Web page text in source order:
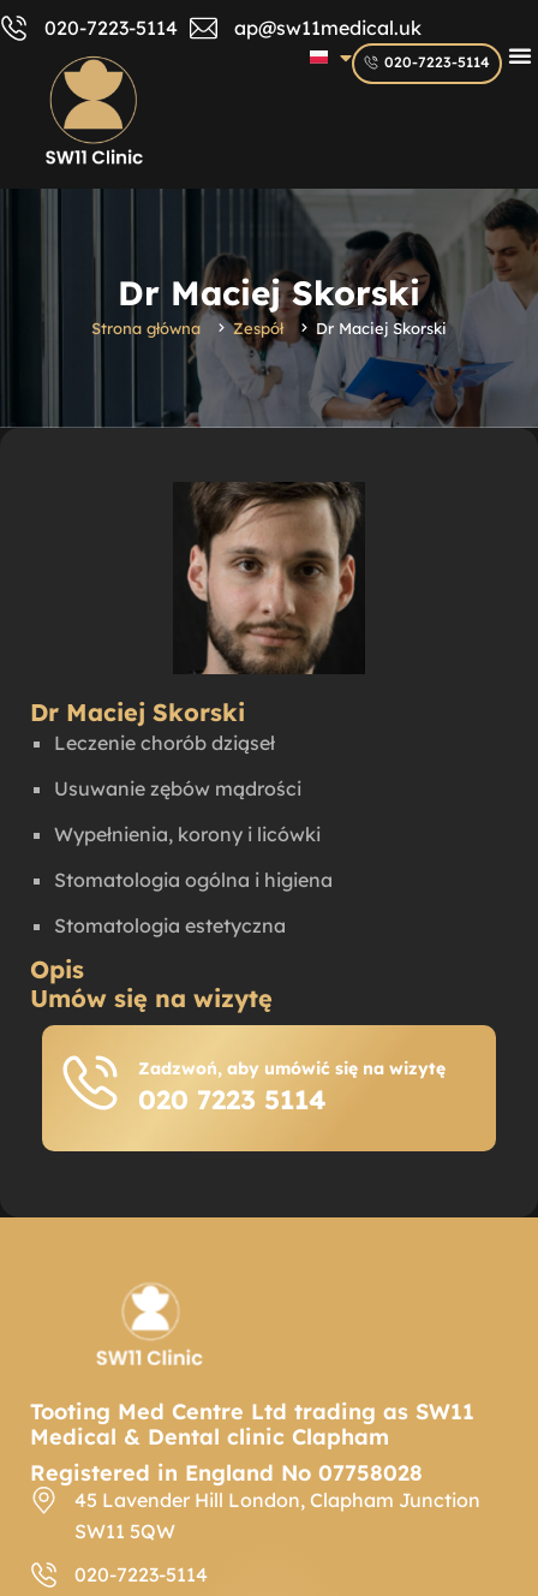
020-7223-5114 ap@sw11medical.uk
020-7223-5114
Dr Maciej Skorski
Strona główna Zespół Dr Maciej Skorski
Dr Maciej Skorski
Leczenie chorób dziąseł
Usuwanie zębów mądrości
Wypełnienia, korony i licówki
Stomatologia ogólna i higiena
Stomatologia estetyczna
Opis
Umów się na wizytę
Zadzwoń, aby umówić się na wizytę
020 7223 5114
Tooting Med Centre Ltd trading as SW11
Medical & Dental clinic Clapham
Registered in England No 07758028
45 Lavender Hill London, Clapham Junction
SW11 5QW
020-7223-5114